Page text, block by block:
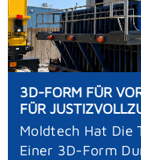
3D-FORM FÜR
FÜR
Moldtech Hat Die
Einer 3D-Form